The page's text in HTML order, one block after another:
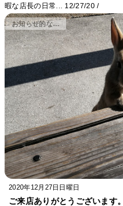
暇な店長の日常... 12/27/20 /
2020年12月27日日曜日
ご来店ありがとうございます
お知らせ的な…